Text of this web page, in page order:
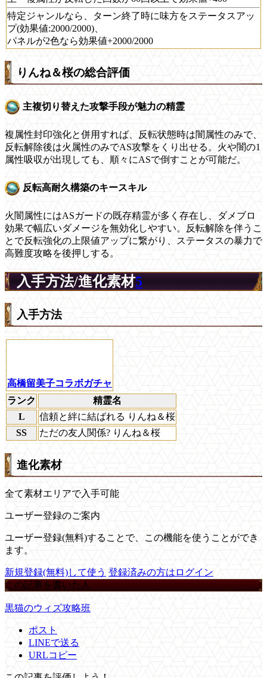
特定ジャンルなら、ターン終了時に味方をステータスアッ
プ(効果値:2000/2000)、
パネルが2色なら効果値+2000/2000
りんね＆桜の総合評価
主複切り替えた攻撃手段が魅力の精霊
複属性封印強化と併用すれば、反転状態時は闇属性のみで、
反転解除後は火属性のみでAS攻撃をくり出せる。火や闇の1
属性吸収が出現しても、順々にASで倒すことが可能だ。
反転高耐久構築のキースキル
火闇属性にはASガードの既存精霊が多く存在し、ダメブロ
効果で幅広いダメージを無効化しやすい。反転解除を伴うこ
とで反転強化の上限値アップに繋がり、ステータスの暴力で
高難度攻略を後押しする。
入手方法/進化素材5
入手方法
高橋留美子コラボガチャ
ランク
精霊名
L
信頼と絆に結ばれる りんね＆桜
SS
ただの友人関係? りんね＆桜
進化素材
全て素材エリアで入手可能
ユーザー登録のご案内
ユーザー登録(無料)することで、この機能を使うことができ
ます。
新規登録(無料)して使う 登録済みの方はログイン
この記事を書いた人
黒猫のウィズ攻略班
ポスト
LINEで送る
URLコピー